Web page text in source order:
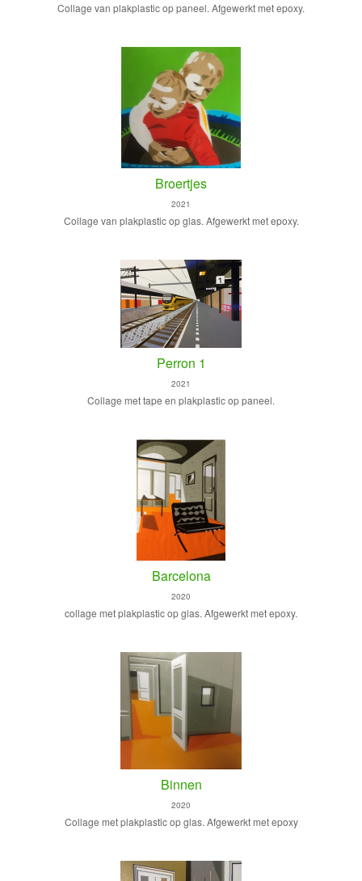
Collage van plakplastic op paneel. Afgewerkt met epoxy.
Broertjes
2021
Collage van plakplastic op glas. Afgewerkt met epoxy.
Perron 1
2021
Collage met tape en plakplastic op paneel.
Barcelona
2020
collage met plakplastic op glas. Afgewerkt met epoxy.
Binnen
2020
Collage met plakplastic op glas. Afgewerkt met epoxy